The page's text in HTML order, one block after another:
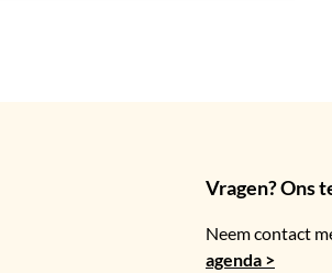
Vragen? Ons
Neem contact
agenda >